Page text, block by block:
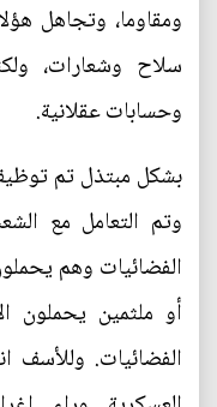
ومقاوما، وتجاهل
سلاح وشعارات،
وحسابات عقلانية.
بشكل مبتذل تم
وتم التعامل مع
الفضائيات وهم
أو ملثمين يحملون
الفضائيات. وللأسف